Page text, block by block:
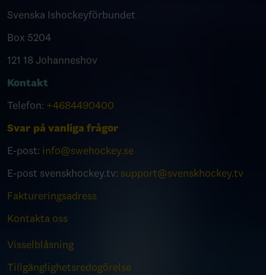
Svenska Ishockeyförbundet
Box 5204
121 18 Johanneshov
Kontakt
Telefon: +4684490400
Svar på vanliga frågor
E-post: info@swehockey.se
E-post svenskhockey.tv: support@svenskhockey.tv
Faktureringsadress
Kontakta oss
Visselblåsning
Tillgänglighetsredogörelse